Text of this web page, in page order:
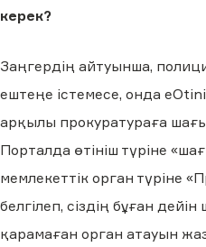
керек?
Заңгердің айтуынша,
ештеңе істемесе, онда
арқылы прокуратураға
Порталда өтініш түріне
мемлекеттік орган түріне
белгілеп, сіздің бұған
қарамаған орган атауын